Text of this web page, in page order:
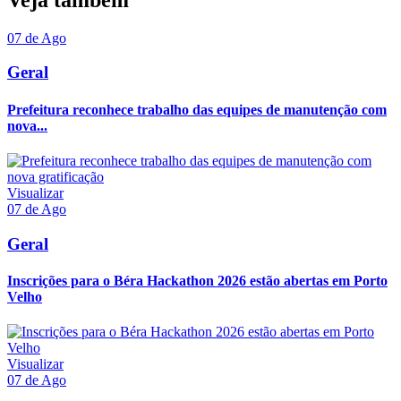
07 de Ago
Geral
Prefeitura reconhece trabalho das equipes de manutenção com
nova...
Visualizar
07 de Ago
Geral
Inscrições para o Béra Hackathon 2026 estão abertas em Porto
Velho
Visualizar
07 de Ago